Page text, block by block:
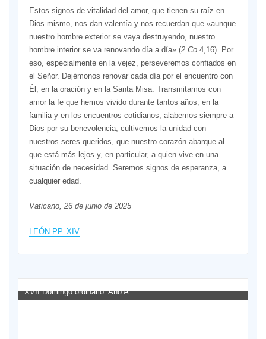
Estos signos de vitalidad del amor, que tienen su raíz en
Dios mismo, nos dan valentía y nos recuerdan que «aunque
nuestro hombre exterior se vaya destruyendo, nuestro
hombre interior se va renovando día a día» (2 Co4,16). Por
eso, especialmente en la vejez, perseveremos confiados en
el Señor. Dejémonos renovar cada día por el encuentro con
Él, en la oración y en la Santa Misa. Transmitamos con
amor la fe que hemos vivido durante tantos años, en la
familia y en los encuentros cotidianos; alabemos siempre a
Dios por su benevolencia, cultivemos la unidad con
nuestros seres queridos, que nuestro corazón abarque al
que está más lejos y, en particular, a quien vive en una
situación de necesidad. Seremos signos de esperanza, a
cualquier edad.
Vaticano, 26 de junio de 2025
LEÓN PP. XIV
XVII Domingo ordinario. Año A